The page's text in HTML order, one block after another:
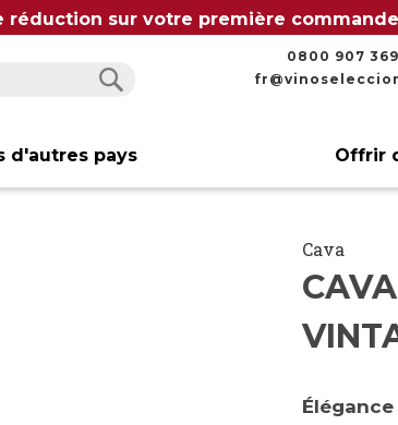
réduction sur votre première
0800 907 369
d'autres pays Offrir
Cava